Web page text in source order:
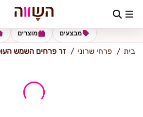
כתובת למשלוח הזינו כתובת
מוצרים מבצעים
בית פרחי שרוני זר פרחים השמש